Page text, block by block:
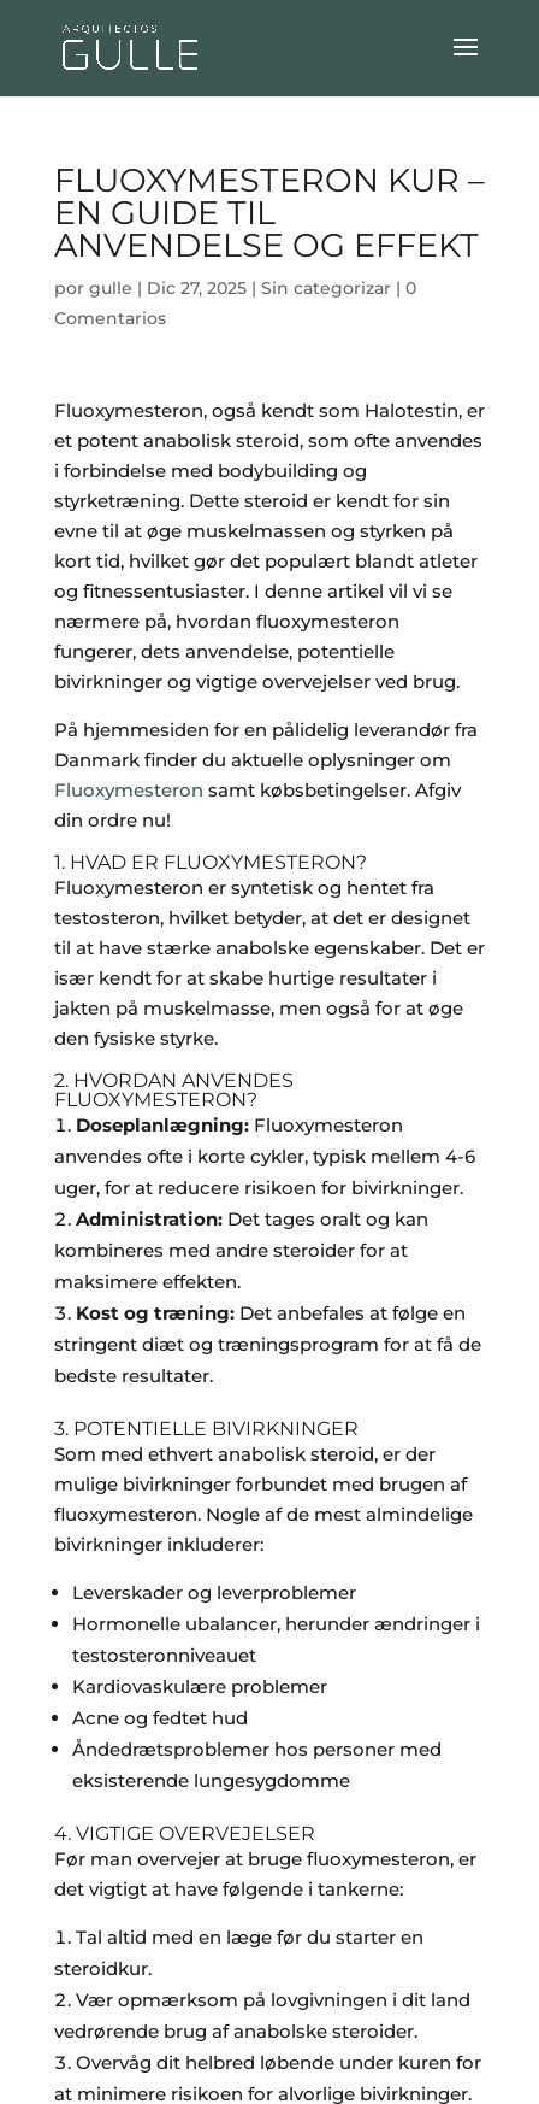
FLUOXYMESTERON KUR –
EN GUIDE TIL
ANVENDELSE OG EFFEKT
por gulle | Dic 27, 2025| Sin categorizar| 0
Comentarios
Fluoxymesteron, også kendt som Halotestin, er
et potent anabolisk steroid, som ofte anvendes
i forbindelse med bodybuilding og
styrketræning. Dette steroid er kendt for sin
evne til at øge muskelmassen og styrken på
kort tid, hvilket gør det populært blandt atleter
og fitnessentusiaster. I denne artikel vil vi se
nærmere på, hvordan fluoxymesteron
fungerer, dets anvendelse, potentielle
bivirkninger og vigtige overvejelser ved brug.
På hjemmesiden for en pålidelig leverandør fra
Danmark finder du aktuelle oplysninger om
Fluoxymesteron samt købsbetingelser. Afgiv
din ordre nu!
1. HVAD ER FLUOXYMESTERON?
Fluoxymesteron er syntetisk og hentet fra
testosteron, hvilket betyder, at det er designet
til at have stærke anabolske egenskaber. Det er
især kendt for at skabe hurtige resultater i
jakten på muskelmasse, men også for at øge
den fysiske styrke.
2. HVORDAN ANVENDES
FLUOXYMESTERON?
Doseplanlægning:Fluoxymesteron
anvendes ofte i korte cykler, typisk mellem 4-6
uger, for at reducere risikoen for bivirkninger.
Administration:Det tages oralt og kan
kombineres med andre steroider for at
maksimere effekten.
Kost og træning:Det anbefales at følge en
stringent diæt og træningsprogram for at få de
bedste resultater.
3. POTENTIELLE BIVIRKNINGER
Som med ethvert anabolisk steroid, er der
mulige bivirkninger forbundet med brugen af
fluoxymesteron. Nogle af de mest almindelige
bivirkninger inkluderer:
Leverskader og leverproblemer
Hormonelle ubalancer, herunder ændringer i
testosteronniveauet
Kardiovaskulære problemer
Acne og fedtet hud
Åndedrætsproblemer hos personer med
eksisterende lungesygdomme
4. VIGTIGE OVERVEJELSER
Før man overvejer at bruge fluoxymesteron, er
det vigtigt at have følgende i tankerne:
Tal altid med en læge før du starter en
steroidkur.
Vær opmærksom på lovgivningen i dit land
vedrørende brug af anabolske steroider.
Overvåg dit helbred løbende under kuren for
at minimere risikoen for alvorlige bivirkninger.